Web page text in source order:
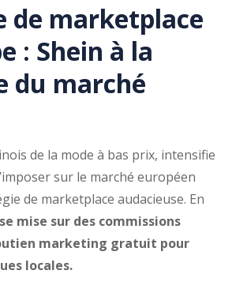
de marketplace
: Shein à la
du marché
de la mode à bas prix, intensifie
sur le marché européen
de marketplace audacieuse. En
mise sur des commissions
marketing gratuit pour
locales.